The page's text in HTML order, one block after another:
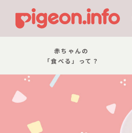
赤ちゃんの
「食べる」って？